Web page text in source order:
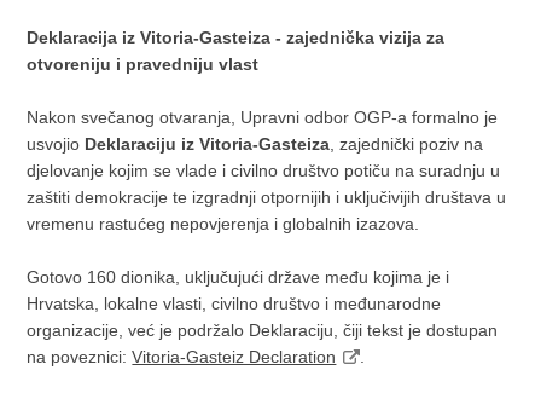
Deklaracija iz Vitoria-Gasteiza - zajednička vizija za
otvoreniju i pravedniju vlast
Nakon svečanog otvaranja, Upravni odbor OGP-a formalno je
usvojio Deklaraciju iz Vitoria-Gasteiza, zajednički poziv na
djelovanje kojim se vlade i civilno društvo potiču na suradnju u
zaštiti demokracije te izgradnji otpornijih i uključivijih društava u
vremenu rastućeg nepovjerenja i globalnih izazova.
Gotovo 160 dionika, uključujući države među kojima je i
Hrvatska, lokalne vlasti, civilno društvo i međunarodne
organizacije, već je podržalo Deklaraciju, čiji tekst je dostupan
na poveznici:Vitoria-Gasteiz Declaration .